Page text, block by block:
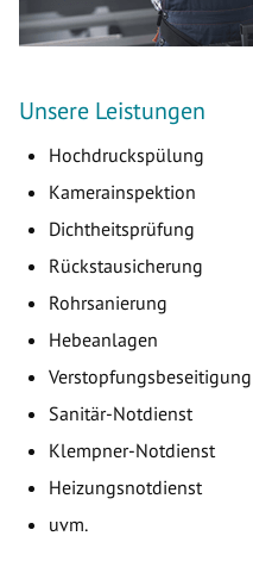
Unsere Leistungen
Hochdruckspülung
Kamerainspektion
Dichtheitsprüfung
Rückstausicherung
Rohrsanierung
Hebeanlagen
Verstopfungsbeseitigung
Sanitär-Notdienst
Klempner-Notdienst
Heizungsnotdienst
uvm.